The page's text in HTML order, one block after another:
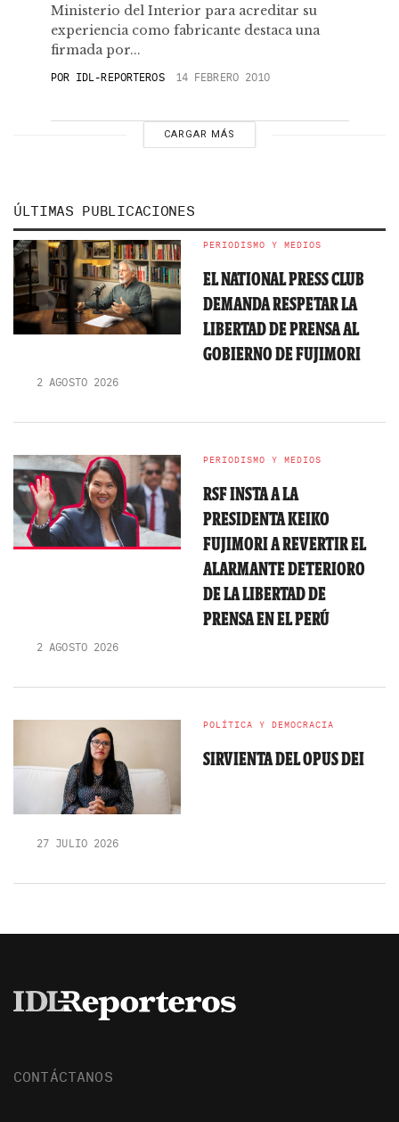
Ministerio del Interior para acreditar su
experiencia como fabricante destaca una
firmada por...
POR IDL-REPORTEROS 14 FEBRERO 2010
CARGAR MÁS
ÚLTIMAS PUBLICACIONES
PERIODISMO Y MEDIOS
EL NATIONAL PRESS CLUB
DEMANDA RESPETAR LA
LIBERTAD DE PRENSA AL
GOBIERNO DE FUJIMORI
2 AGOSTO 2026
PERIODISMO Y MEDIOS
RSF INSTA A LA
PRESIDENTA KEIKO
FUJIMORI A REVERTIR EL
ALARMANTE DETERIORO
DE LA LIBERTAD DE
PRENSA EN EL PERÚ
2 AGOSTO 2026
POLÍTICA Y DEMOCRACIA
SIRVIENTA DEL OPUS DEI
27 JULIO 2026
CONTÁCTANOS